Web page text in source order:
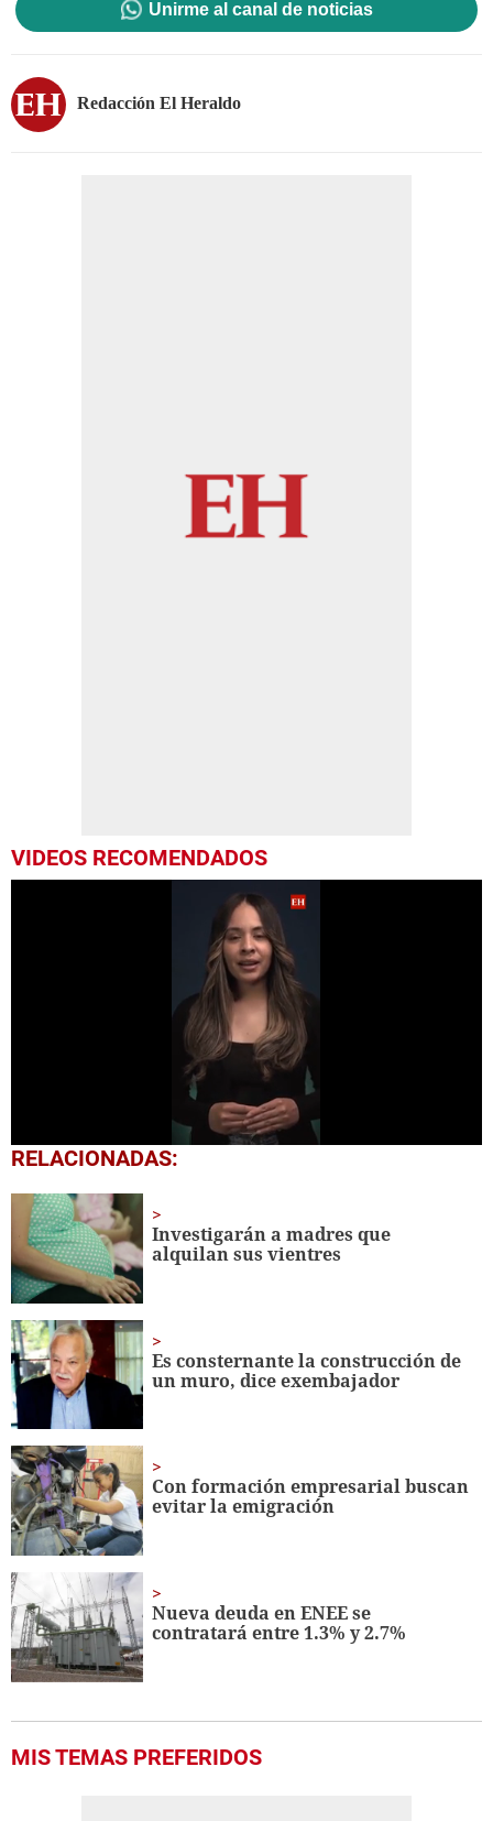
Unirme al canal de noticias
Redacción El Heraldo
VIDEOS RECOMENDADOS
0
seconds
seconds
RELACIONADAS:
Investigarán a madres que
alquilan sus vientres
Es consternante la construcción de
un muro, dice exembajador
Con formación empresarial buscan
evitar la emigración
Nueva deuda en ENEE se
contratará entre 1.3% y 2.7%
MIS TEMAS PREFERIDOS